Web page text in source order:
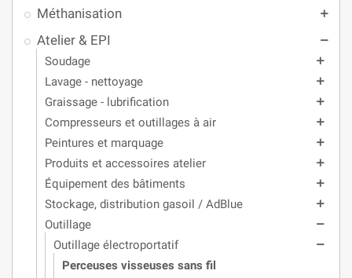
Méthanisation add
Atelier & EPI remove
Soudage add
Lavage - nettoyage add
Graissage - lubrification add
Compresseurs et outillages à air add
Peintures et marquage add
Produits et accessoires atelier add
Équipement des bâtiments add
Stockage, distribution gasoil / AdBlue add
Outillage remove
Outillage électroportatif remove
Perceuses visseuses sans fil